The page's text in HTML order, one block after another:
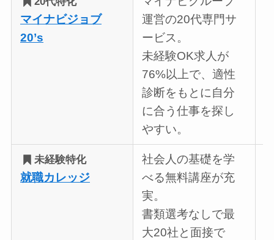
マイナビジョブ
20’s
運営の20代専門サ
ービス。
未経験OK求人が
76%以上で、適性
診断をもとに自分
に合う仕事を探し
やすい。
未経験特化
就職カレッジ
社会人の基礎を学
べる無料講座が充
実。
書類選考なしで最
大20社と面接で